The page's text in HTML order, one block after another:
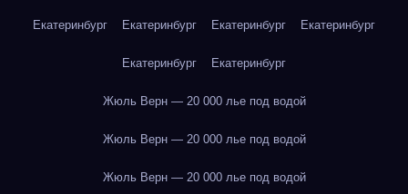
Екатеринбург Екатеринбург Екатеринбург Екатеринбург
Екатеринбург Екатеринбург
Жюль Верн — 20 000 лье под водой
Жюль Верн — 20 000 лье под водой
Жюль Верн — 20 000 лье под водой